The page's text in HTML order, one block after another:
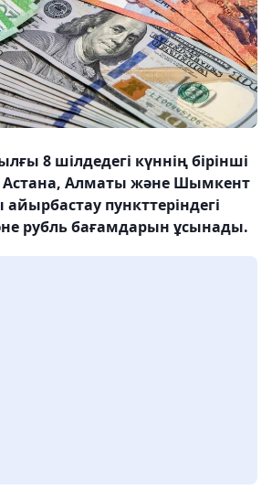
8 шілдедегі күннің бірінші
Алматы және Шымкент
пункттеріндегі
рубль бағамдарын ұсынады.